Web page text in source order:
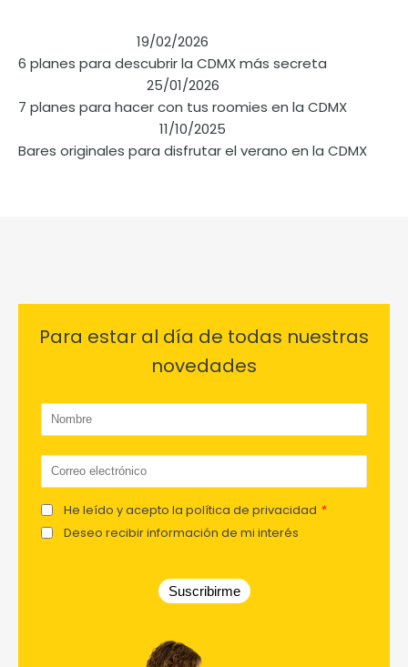
19/02/2026
6 planes para descubrir la CDMX más secreta
25/01/2026
7 planes para hacer con tus roomies en la CDMX
11/10/2025
Bares originales para disfrutar el verano en la CDMX
Para estar al día de todas nuestras
novedades
He leído y acepto la política de privacidad *
Deseo recibir información de mi interés
Suscribirme